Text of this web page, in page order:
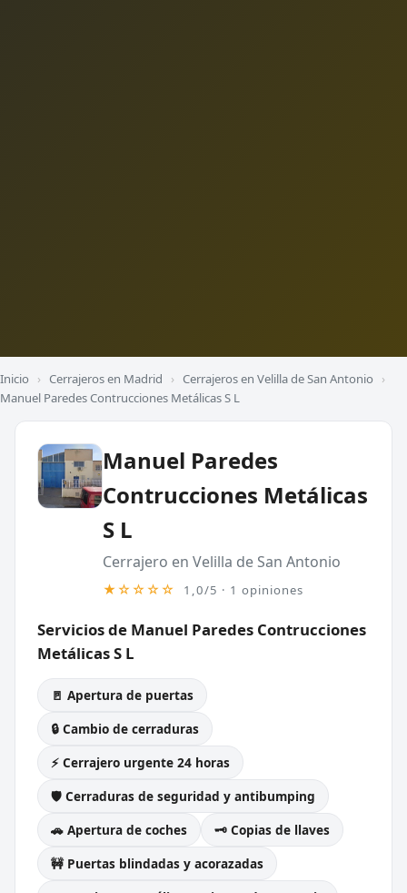
Inicio › Cerrajeros en Madrid › Cerrajeros en Velilla de San Antonio ›
Manuel Paredes Contrucciones Metálicas S L
Manuel Paredes
Contrucciones Metálicas
S L
Cerrajero en Velilla de San Antonio
★☆☆☆☆ 1,0/5 · 1 opiniones
Servicios de Manuel Paredes Contrucciones
Metálicas S L
🚪 Apertura de puertas
🔒 Cambio de cerraduras
⚡ Cerrajero urgente 24 horas
🛡️ Cerraduras de seguridad y antibumping
🚗 Apertura de coches
🗝️ Copias de llaves
🚧 Puertas blindadas y acorazadas